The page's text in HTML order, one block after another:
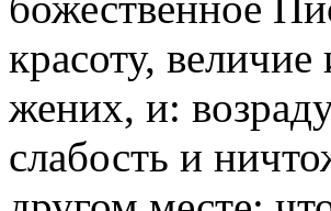
красоту,
жених, и:
слабость и